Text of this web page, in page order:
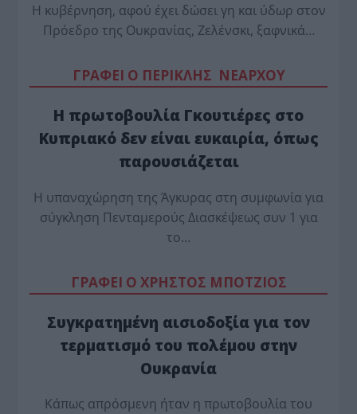
Η κυβέρνηση, αφού έχει δώσει γη και ύδωρ στον
Πρόεδρο της Ουκρανίας, Ζελένσκι, ξαφνικά…
ΓΡΑΦΕΙ Ο ΠΕΡΙΚΛΗΣ ΝΕΑΡΧΟΥ
Η πρωτοβουλία Γκουτιέρες στο
Κυπριακό δεν είναι ευκαιρία, όπως
παρουσιάζεται
Η υπαναχώρηση της Άγκυρας στη συμφωνία για
σύγκληση Πενταμερούς Διασκέψεως συν 1 για
το…
ΓΡΑΦΕΙ Ο ΧΡΗΣΤΟΣ ΜΠΟΤΖΙΟΣ
Συγκρατημένη αισιοδοξία για τον
τερματισμό του πολέμου στην
Ουκρανία
Κάπως απρόσμενη ήταν η πρωτοβουλία του